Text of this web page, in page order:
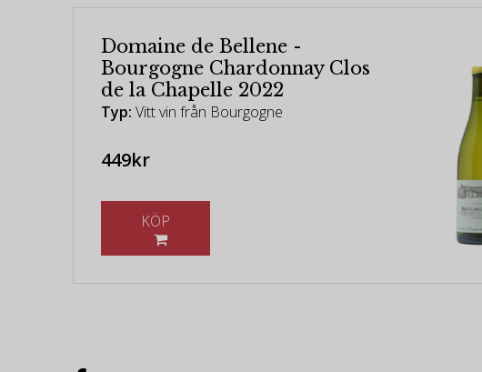
Domaine de Bellene -
Bourgogne Chardonnay Clos
de la Chapelle 2022
Typ: Vitt vin från Bourgogne
449kr